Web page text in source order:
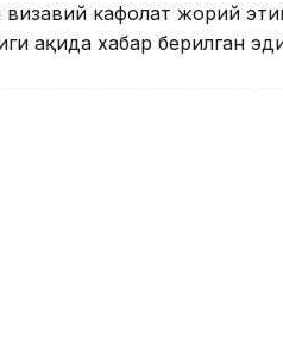
кафолат жорий
ҳақида хабар берилган